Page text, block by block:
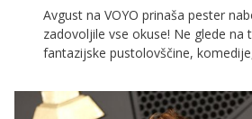
Avgust na VOYO prinaša pester
zadovoljile vse okuse! Ne glede na
fantazijske pustolovščine,
preverite vse novosti, ki vas čakajo
tednih.